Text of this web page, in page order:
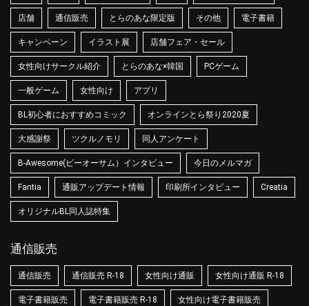
店舗 通信販売 とらのあな限定版 その他 電子書籍
キャンペーン イラスト展 店舗フェア・セール
女性向けサークル紹介 とらのあな×韓国 PCゲーム
一般ゲーム 女性向け アプリ
BL初心者におすすめコミック オンラインとら祭り2020夏
大感謝祭 ツクルノモリ 同人アンケート
B-Awesome(ビーオーサム）インタビュー 今日のメルマガ
Fantia 通販アップデート情報 印刷所インタビュー Creatia
オリジナルBL同人誌特集
通信販売
通信販売 通信販売 R-18 女性向け通販 女性向け通販 R-18
電子書籍販売 電子書籍販売 R-18 女性向け電子書籍販売